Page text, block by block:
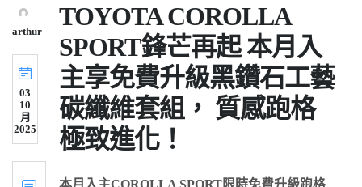
arthur
03
10
月
2025
TOYOTA COROLLA
SPORT鋒芒再起 本月入
主享免費升級黑鑽石工藝
碳纖維套組， 質感跑格
極致進化！
本月入主COROLLA SPORT限時免費升級跑格